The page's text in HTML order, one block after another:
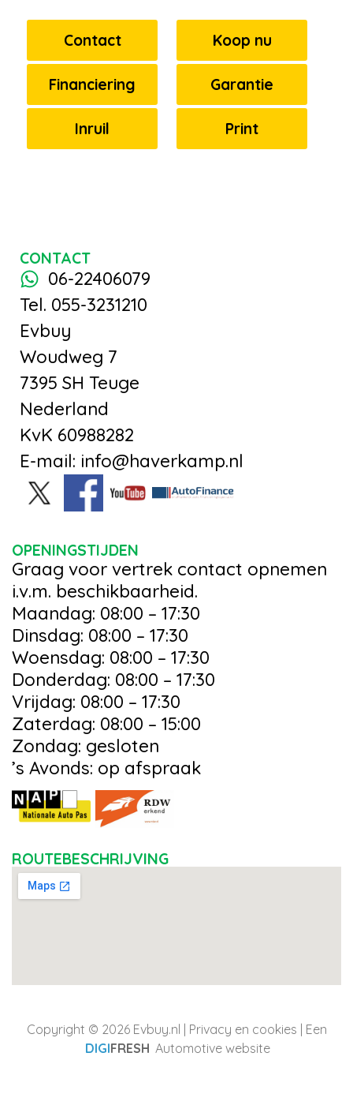
Contact Koop nu
Financiering Garantie
Inruil Print
CONTACT
06-22406079
Tel. 055-3231210
Evbuy
Woudweg 7
7395 SH Teuge
Nederland
KvK 60988282
E-mail: info@haverkamp.nl
OPENINGSTIJDEN
Graag voor vertrek contact opnemen
i.v.m. beschikbaarheid.
Maandag: 08:00 – 17:30
Dinsdag: 08:00 – 17:30
Woensdag: 08:00 – 17:30
Donderdag: 08:00 – 17:30
Vrijdag: 08:00 – 17:30
Zaterdag: 08:00 – 15:00
Zondag: gesloten
’s Avonds: op afspraak
ROUTEBESCHRIJVING
Copyright © 2026 Evbuy.nl | Privacy en cookies | Een
DIGIFRESH Automotive website